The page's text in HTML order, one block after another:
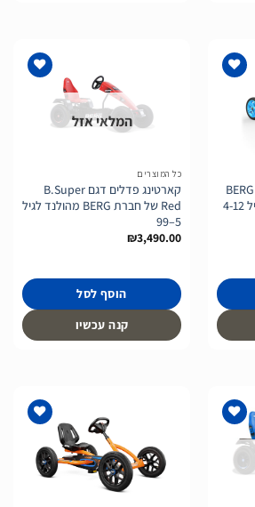
קארטינג פדלים של חברת BERG
מהולנד דגם APX Blue לגיל 4-12
המלאי אזל
כל המוצרים
קארטינג פדלים דגם B.Super
Red של חברת BERG מהולנד לגיל
5–99
₪3,490.00
הוסף לסל
קנה עכשיו
הוסף
הוסף
לרשימת